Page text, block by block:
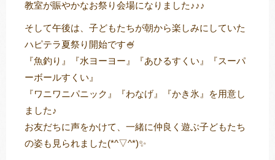
教室が賑やかなお祭り会場になりました♪♪♪
そして午後は、子どもたちが朝から楽しみにしていた
ハピテラ夏祭り開始です🍧
『魚釣り』『水ヨーヨー』『あひるすくい』『スーパ
ーボールすくい』
『ワニワニパニック』『わなげ』『かき氷』を用意し
ました♪
お友だちに声をかけて、一緒に仲良く遊ぶ子どもたち
の姿も見られました(*^▽^*)✨